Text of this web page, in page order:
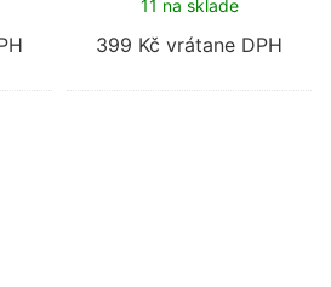
11 na sklade
399 Kč vrátane DPH